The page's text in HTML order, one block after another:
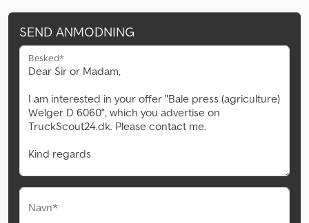
SEND ANMODNING
Besked*
Navn*